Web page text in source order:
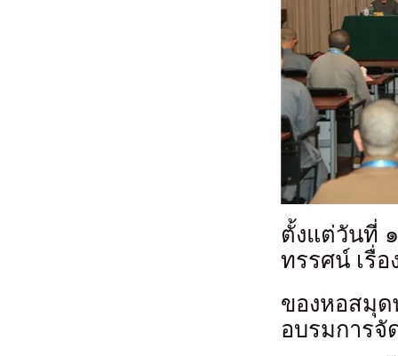
ตั้งแต่วันที่
ทรรศน์ เรื่
ของหอสมุ
อบรมการ